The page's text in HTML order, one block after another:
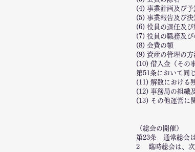
(4) 事業計画及び
(5) 事業報告及び決
(6) 役員の選任及び
(7) 役員の職務及び
(8) 会費の額
(9) 資産の管理の方
(10) 借入金（その
第51条において同
(11) 解散における
(12) 事務局の組織
(13) その他運営に
（総会の開催）
第23条 通常総会は
2 臨時総会は、次